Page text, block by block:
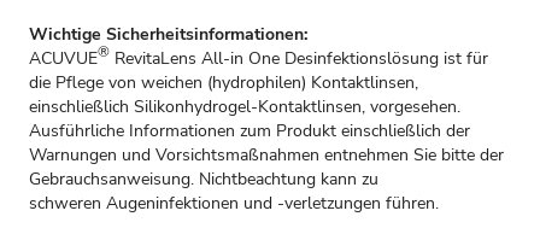
Wichtige Sicherheitsinformationen:
ACUVUE® RevitaLens All-in One Desinfektionslösung ist für
die Pflege von weichen (hydrophilen) Kontaktlinsen,
einschließlich Silikonhydrogel-Kontaktlinsen, vorgesehen.
Ausführliche Informationen zum Produkt einschließlich der
Warnungen und Vorsichtsmaßnahmen entnehmen Sie bitte der
Gebrauchsanweisung. Nichtbeachtung kann zu
schweren Augeninfektionen und -verletzungen führen.